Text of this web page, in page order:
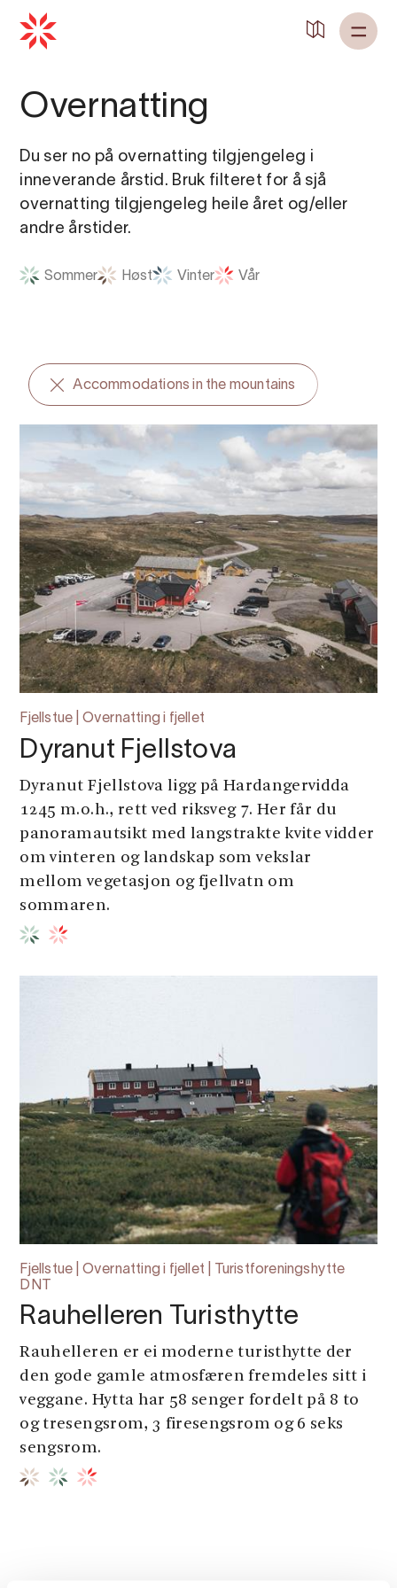
Overnatting
Du ser no på overnatting tilgjengeleg i
inneverande årstid. Bruk filteret for å sjå
overnatting tilgjengeleg heile året og/eller
andre årstider.
Sommer Høst Vinter Vår
Accommodations in the mountains
Fjellstue | Overnatting i fjellet
Dyranut Fjellstova
Dyranut Fjellstova ligg på Hardangervidda
1245 m.o.h., rett ved riksveg 7. Her får du
panoramautsikt med langstrakte kvite vidder
om vinteren og landskap som vekslar
mellom vegetasjon og fjellvatn om
sommaren.
Fjellstue | Overnatting i fjellet | Turistforeningshytte
DNT
Rauhelleren Turisthytte
Rauhelleren er ei moderne turisthytte der
den gode gamle atmosfæren fremdeles sitt i
veggane. Hytta har 58 senger fordelt på 8 to
og tresengsrom, 3 firesengsrom og 6 seks
sengsrom.